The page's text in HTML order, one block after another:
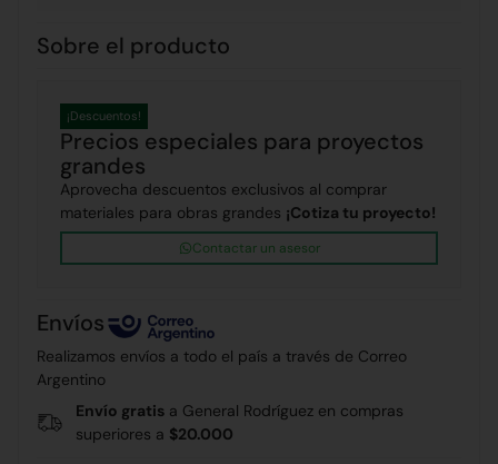
Sobre el producto
Precios especiales para proyectos
grandes
¡Descuentos!
Aprovecha descuentos exclusivos al comprar
materiales para obras grandes ¡Cotiza tu proyecto!
Contactar un asesor
Envíos
Realizamos envíos a todo el país a través de Correo
Argentino
Envío gratis a General Rodríguez en compras
superiores a $20.000